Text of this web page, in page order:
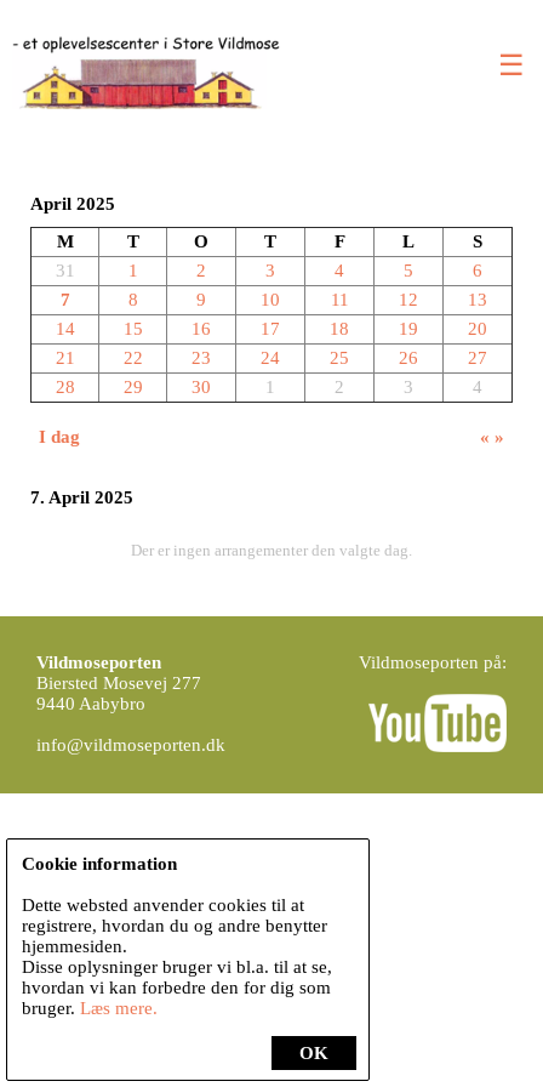
☰
April 2025
M
T O T F L
S
31
1 2 3 4 5
6
7
8 9 10 11 12
13
14
15 16 17 18 19
20
21
22 23 24 25 26
27
28
29 30 1 2 3 4
I dag « »
7. April 2025
Der er ingen arrangementer den valgte dag.
Vildmoseporten
Biersted Mosevej 277
9440 Aabybro
info@vildmoseporten.dk
Vildmoseporten på:
OK
Cookie information
Dette websted anvender cookies til at
registrere, hvordan du og andre benytter
hjemmesiden.
Disse oplysninger bruger vi bl.a. til at se,
hvordan vi kan forbedre den for dig som
bruger. Læs mere.